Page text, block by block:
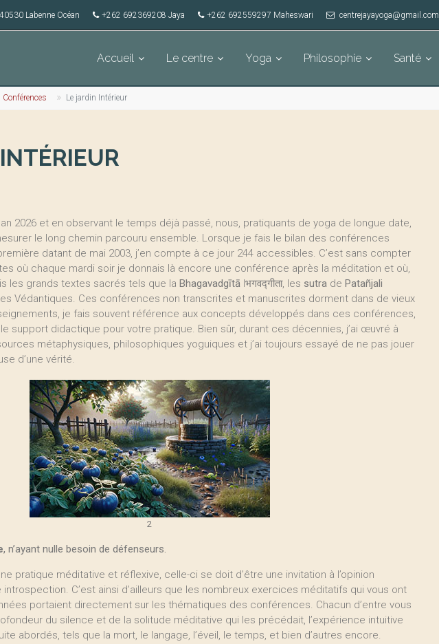
Labenne Océan +262 692369208 Jaya +262 692559297 Maheswari centrejayayoga@gmail.com
Accueil Le centre Yoga Philosophie Santé
Conférences Le jardin Intérieur
2026 et en observant le temps déjà passé, nous, pratiquants de yoga de longue date,
le long chemin parcouru ensemble. Lorsque je fais le bilan des conférences
datant de mai 2003, j’en compte à ce jour 244 accessibles. C’est sans compter
où chaque mardi soir je donnais là encore une conférence après la méditation et où,
les grands textes sacrés tels que la Bhagavadgītā lभगवद्गीता, les sutra de Patañjali
Védantiques. Ces conférences non transcrites et manuscrites dorment dans de vieux
je fais souvent référence aux concepts développés dans ces conférences,
support didactique pour votre pratique. Bien sûr, durant ces décennies, j’ai œuvré à
métaphysiques, philosophiques yoguiques et j’ai toujours essayé de ne pas jouer
d’une vérité.
2
, n’ayant nulle besoin de défenseurs.
pratique méditative et réflexive, celle-ci se doit d’être une invitation à l’opinion
C’est ainsi d’ailleurs que les nombreux exercices méditatifs qui vous ont
portaient directement sur les thématiques des conférences. Chacun d’entre vous
du silence et de la solitude méditative qui les précédait, l’expérience intuitive
abordés, tels que la mort, le langage, l’éveil, le temps, et bien d’autres encore.